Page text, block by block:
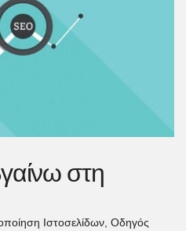
στη
Ιστοσελίδων, Οδηγός